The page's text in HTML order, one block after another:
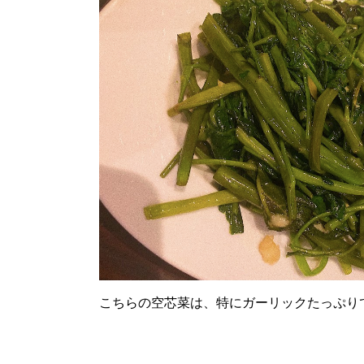
こちらの空芯菜は、特にガーリックたっぷり